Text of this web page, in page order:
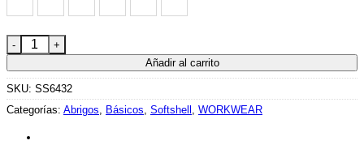
ANTARTIDA cantidad
Añadir al carrito
SKU: SS6432
Categorías: Abrigos, Básicos, Softshell , WORKWEAR